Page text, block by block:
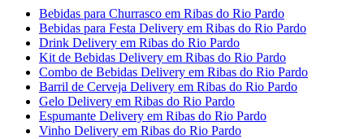
Bebidas para Churrasco em Ribas do Rio Pardo
Bebidas para Festa Delivery em Ribas do Rio Pardo
Drink Delivery em Ribas do Rio Pardo
Kit de Bebidas Delivery em Ribas do Rio Pardo
Combo de Bebidas Delivery em Ribas do Rio Pardo
Barril de Cerveja Delivery em Ribas do Rio Pardo
Gelo Delivery em Ribas do Rio Pardo
Espumante Delivery em Ribas do Rio Pardo
Vinho Delivery em Ribas do Rio Pardo